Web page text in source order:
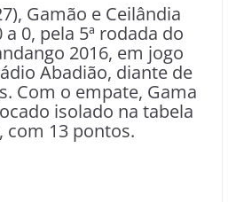
Gamão e Ceilândia
0, pela 5ª rodada do
2016, em jogo
Abadião, diante de
Com o empate, Gama
isolado na tabela
com 13 pontos.